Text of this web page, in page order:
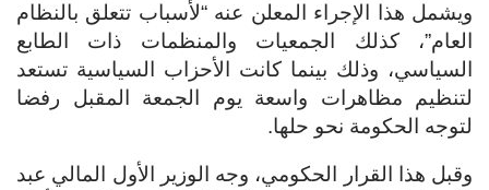
ويشمل هذا الإجراء المعلن عنه “لأسباب تتعلق بالنظام
العام”، كذلك الجمعيات والمنظمات ذات الطابع
السياسي، وذلك بينما كانت الأحزاب السياسية تستعد
لتنظيم مظاهرات واسعة يوم الجمعة المقبل رفضا
لتوجه الحكومة نحو حلها.
وقبل هذا القرار الحكومي، وجه الوزير الأول المالي عبد